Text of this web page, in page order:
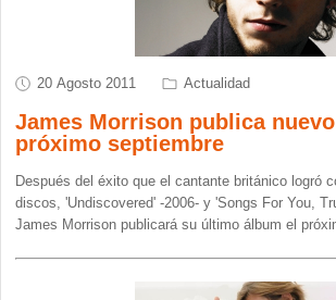
20 Agosto 2011 Actualidad
James Morrison publica
próximo septiembre
Después del éxito que el cantante británico logró
discos, 'Undiscovered' -2006- y 'Songs For You,
James Morrison publicará su último álbum el